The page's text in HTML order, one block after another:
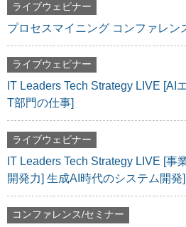
ライブウェビナー
プロセスマイニング コンファレン
ライブウェビナー
IT Leaders Tech Strategy LIVE [AI
T部門の仕事]
ライブウェビナー
IT Leaders Tech Strategy LIVE [事
開発力] 生成AI時代のシステム開発]
コンファレンス/セミナー